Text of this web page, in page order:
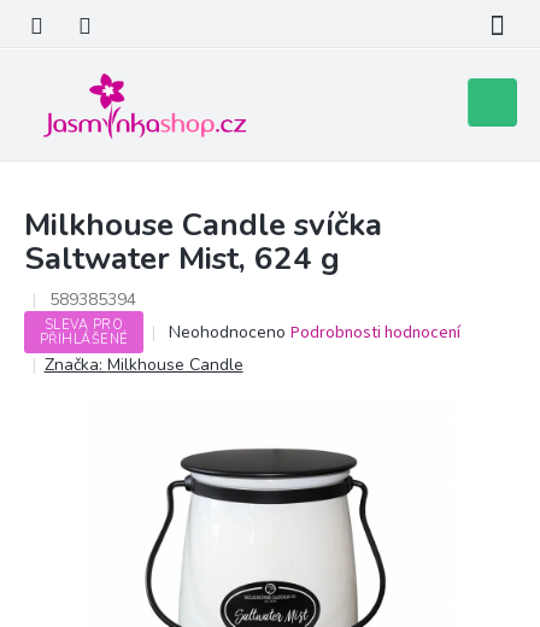
obsah
košík
Milkhouse Candle svíčka
Saltwater Mist, 624 g
589385394
SLEVA PRO
PŘIHLÁŠENÉ
Průměrné
hodnocení
produktu
hvězdiček.
Neohodnoceno Podrobnosti hodnocení
Značka: Milkhouse Candle